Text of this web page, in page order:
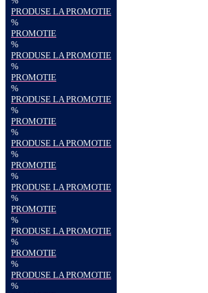
PRODUSE LA PROMOTIE
%
PROMOTIE
%
PRODUSE LA PROMOTIE
%
PROMOTIE
%
PRODUSE LA PROMOTIE
%
PROMOTIE
%
PRODUSE LA PROMOTIE
%
PROMOTIE
%
PRODUSE LA PROMOTIE
%
PROMOTIE
%
PRODUSE LA PROMOTIE
%
PROMOTIE
%
PRODUSE LA PROMOTIE
%